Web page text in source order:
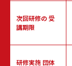
次回研修の受
講期限
研修実施 団体